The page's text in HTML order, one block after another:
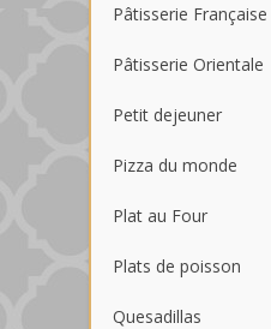
Pâtisserie Française
Pâtisserie Orientale
Petit dejeuner
Pizza du monde
Plat au Four
Plats de poisson
Quesadillas